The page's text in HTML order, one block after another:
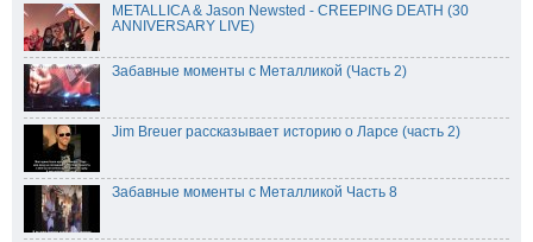
METALLICA & Jason Newsted - CREEPING DEATH (30
ANNIVERSARY LIVE)
Забавные моменты с Металликой (Часть 2)
Jim Breuer рассказывает историю о Ларсе (часть 2)
Забавные моменты с Металликой Часть 8